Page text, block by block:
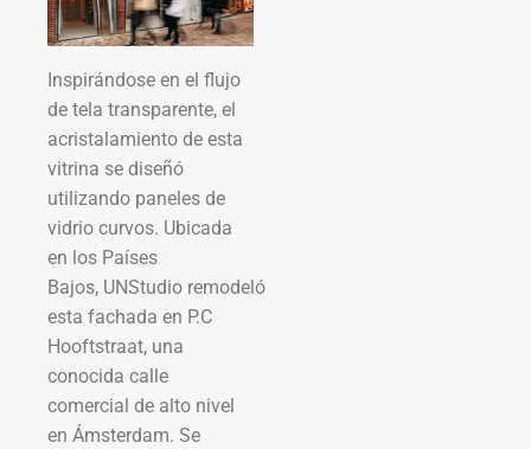
Inspirándose en el flujo
de tela transparente, el
acristalamiento de esta
vitrina se diseñó
utilizando paneles de
vidrio curvos. Ubicada
en los Países
Bajos, UNStudio remodeló
esta fachada en P.C
Hooftstraat, una
conocida calle
comercial de alto nivel
en Ámsterdam. Se